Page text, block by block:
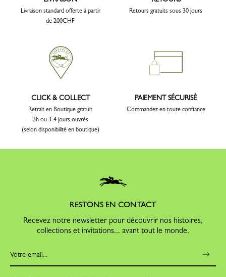
Livraison standard offerte à partir
de 200CHF
Retours gratuits sous 30 jours
CLICK & COLLECT
Retrait en Boutique gratuit
3h ou 3-4 jours ouvrés
(selon disponibilité en boutique)
PAIEMENT SÉCURISÉ
Commandez en toute confiance
RESTONS EN CONTACT
Recevez notre newsletter pour découvrir nos histoires,
collections et invitations... avant tout le monde.